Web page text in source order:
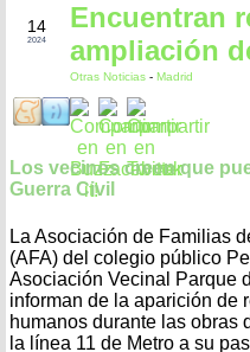
14
2024
Encuentran
ampliación
Otras Noticias - Madrid
Los vecinos creen que
Guerra Civil
La Asociación de Familias
(AFA) del colegio público
Asociación Vecinal Parque
informan de la aparición de
humanos durante las obras
la línea 11 de Metro a su